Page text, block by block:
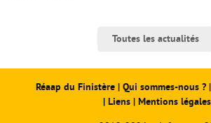
Toutes les actualités
Réaap du Finistère| Qui sommes-nous ? |
| Liens | Mentions légales